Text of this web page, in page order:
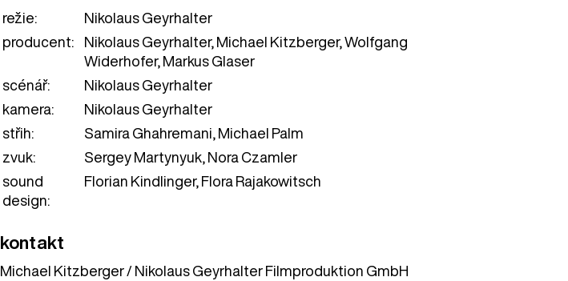
režie:
Nikolaus Geyrhalter
producent:
Nikolaus Geyrhalter, Michael Kitzberger, Wolfgang
Widerhofer, Markus Glaser
scénář:
Nikolaus Geyrhalter
kamera:
Nikolaus Geyrhalter
střih:
Samira Ghahremani, Michael Palm
zvuk:
Sergey Martynyuk, Nora Czamler
sound
design:
Florian Kindlinger, Flora Rajakowitsch
kontakt
Michael Kitzberger / Nikolaus Geyrhalter Filmproduktion GmbH